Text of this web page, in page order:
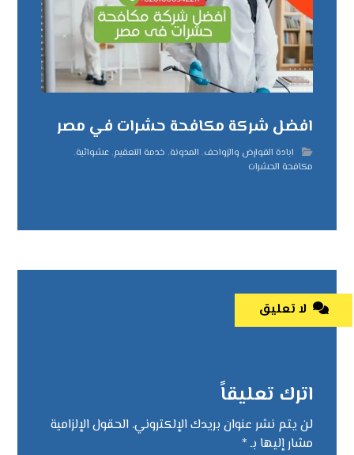
افضل شركة مكافحة حشرات في مصر
ابادة القوارض والزواحف, المدونة, خدمة التعقيم,عشوائية,
مكافحة الحشرات
لا تعليق
اترك تعليقاً
لن يتم نشر عنوان بريدك الإلكتروني. الحقول الإلزامية
مشار إليها بـ*